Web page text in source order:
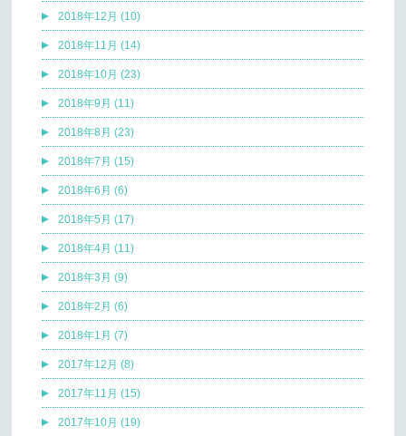
2018年12月 (10)
2018年11月 (14)
2018年10月 (23)
2018年9月 (11)
2018年8月 (23)
2018年7月 (15)
2018年6月 (6)
2018年5月 (17)
2018年4月 (11)
2018年3月 (9)
2018年2月 (6)
2018年1月 (7)
2017年12月 (8)
2017年11月 (15)
2017年10月 (19)